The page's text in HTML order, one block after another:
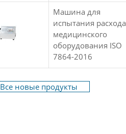
Машина для
испытания расхода
медицинского
оборудования ISO
7864-2016
Все новые продукты